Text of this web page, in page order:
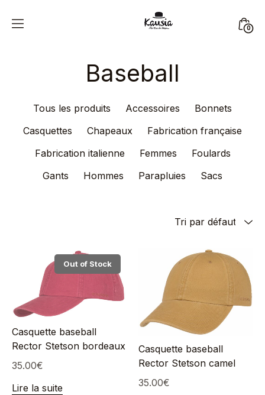
0
Baseball
Tous les produits Accessoires
Bonnets
Casquettes
Chapeaux
Fabrication française
Fabrication italienne
Femmes
Foulards
Gants
Hommes Parapluies Sacs
Out of Stock
Casquette baseball
Rector Stetson bordeaux
35.00€
Lire la suite
Casquette baseball
Rector Stetson camel
35.00€